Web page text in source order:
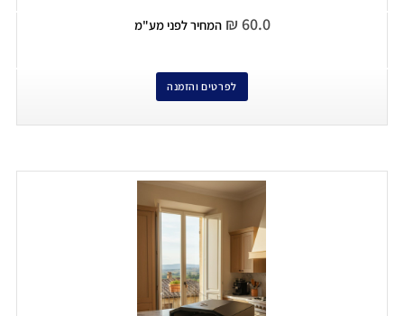
₪ 60.0 המחיר לפני מע"מ
לפרטים והזמנה